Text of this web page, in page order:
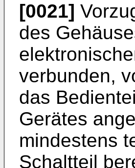
[0021]
des
verbunden,
das
Gerätes
mindestens
Schaltteil